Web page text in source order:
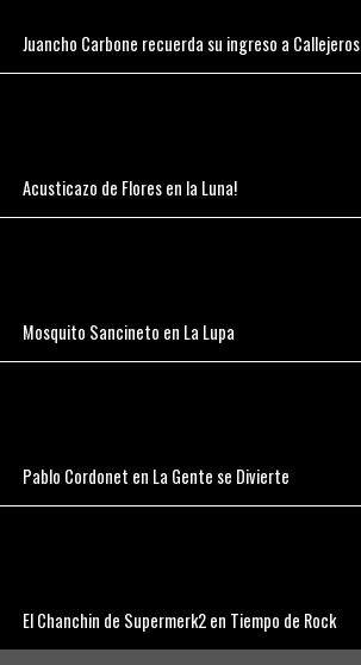
Juancho Carbone recuerda su ingreso a Callejeros
Acusticazo de Flores en la Luna!
Mosquito Sancineto en La Lupa
Pablo Cordonet en La Gente se Divierte
El Chanchin de Supermerk2 en Tiempo de Rock